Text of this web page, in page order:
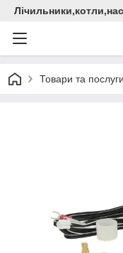
Товари та послуги